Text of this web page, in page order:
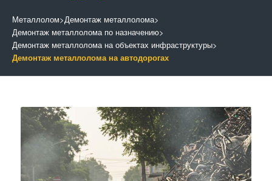
Металлолом>Демонтаж металлолома>
Демонтаж металлолома по назначению>
Демонтаж металлолома на объектах инфраструктуры>
Демонтаж металлолома на автодорогах